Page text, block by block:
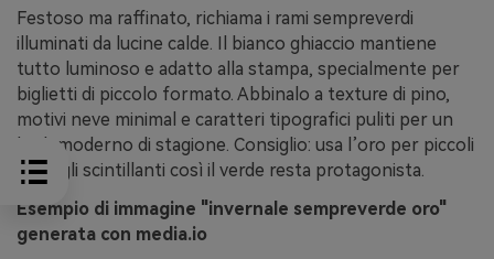
Festoso ma raffinato, richiama i rami sempreverdi
illuminati da lucine calde. Il bianco ghiaccio mantiene
tutto luminoso e adatto alla stampa, specialmente per
biglietti di piccolo formato. Abbinalo a texture di pino,
motivi neve minimal e caratteri tipografici puliti per un
look moderno di stagione. Consiglio: usa l’oro per piccoli
dettagli scintillanti così il verde resta protagonista.
Esempio di immagine "invernale sempreverde oro"
generata con media.io